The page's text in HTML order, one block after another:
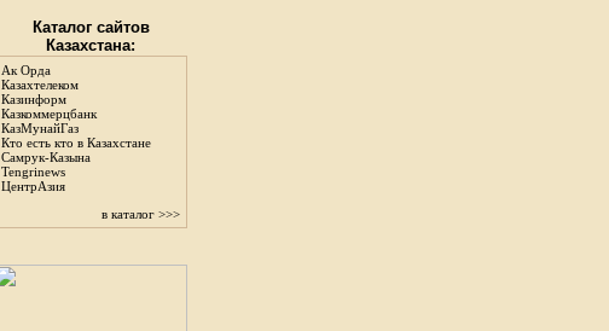
Каталог сайтов
Казахстана:
Ак Орда
Казахтелеком
Казинформ
Казкоммерцбанк
КазМунайГаз
Кто есть кто в Казахстане
Самрук-Казына
Tengrinews
ЦентрАзия
в каталог >>>